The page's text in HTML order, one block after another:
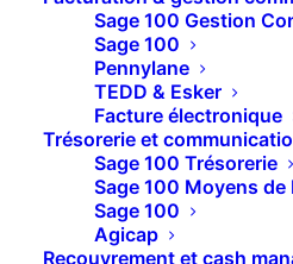
Sage 100 Gestion
Sage 100
Pennylane
TEDD & Esker
Facture électronique
Trésorerie et
Sage 100 Trésorerie
Sage 100 Moyens de
Sage 100
Agicap
Recouvrement et cash
TVA 2021 :
millésime
applicable
La DGFIP a publié un
pour les déclarations de